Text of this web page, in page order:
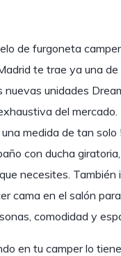
de furgoneta
te trae ya una
unidades
del
medida de tan
con ducha
necesites.
cama en el salón
comodidad y
en tu camper lo